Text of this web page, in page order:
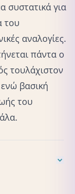
συστατικά για
του
αναλογίες.
πάντα ο
τουλάχιστον
βασική
του